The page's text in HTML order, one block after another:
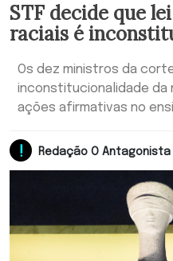
STF decide que
raciais é
Os dez ministros da
inconstitucionalidade da
ações afirmativas no
Redação O Antagonista